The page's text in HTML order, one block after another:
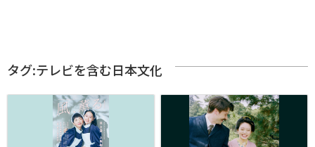
タグ:テレビを含む日本文化